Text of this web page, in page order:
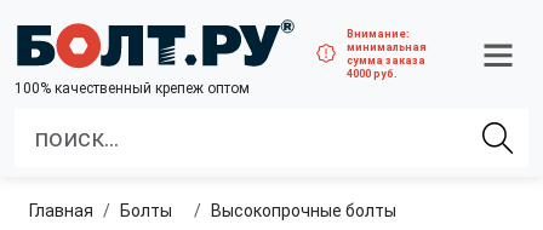
100% качественный крепеж оптом
Внимание:
минимальная
сумма заказа
4000 руб.
Главная болты
высокопрочные болты